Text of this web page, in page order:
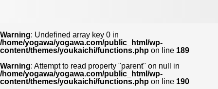
Warning: Undefined array key 0 in
/home/yogawa/yogawa.com/public_html/wp-
content/themes/youkaichi/functions.php on line 189
Warning: Attempt to read property "parent" on null in
/home/yogawa/yogawa.com/public_html/wp-
content/themes/youkaichi/functions.php on line 190